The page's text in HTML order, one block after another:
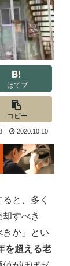
はてブ
コピー
2020.10.10
と、多く
すべき
か」とい
を超える老